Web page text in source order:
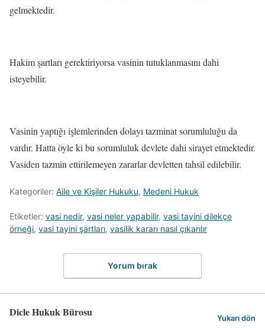
gelmektedir.
Hakim şartları gerektiriyorsa vasinin tutuklanmasını dahi
isteyebilir.
Vasinin yaptığı işlemlerinden dolayı tazminat sorumluluğu da
vardır. Hatta öyle ki bu sorumluluk devlete dahi sirayet etmektedir.
Vasiden tazmin ettirilemeyen zararlar devletten tahsil edilebilir.
Kategoriler: Aile ve Kişiler Hukuku, Medeni Hukuk
Etiketler: vasi nedir, vasi neler yapabilir, vasi tayini dilekçe
örneği, vasi tayini şartları, vasilik kararı nasıl çıkarılır
Yorum bırak
Dicle Hukuk Bürosu Yukarı dön